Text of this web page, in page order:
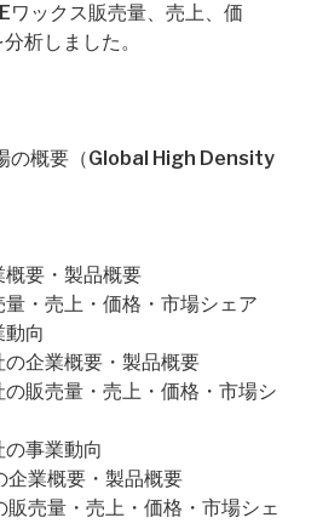
ワックス販売量、売上、価
析しました。
の概要（Global High Density
要・製品概要
・売上・価格・市場シェア
向
企業概要・製品概要
販売量・売上・価格・市場シ
事業動向
業概要・製品概要
売量・売上・価格・市場シェ